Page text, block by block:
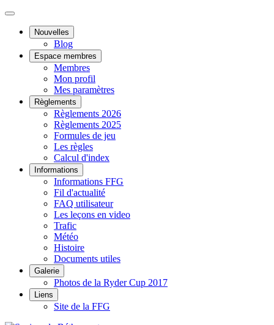
Nouvelles
Blog
Espace membres
Membres
Mon profil
Mes paramètres
Règlements
Règlements 2026
Règlements 2025
Formules de jeu
Les règles
Calcul d'index
Informations
Informations FFG
Fil d'actualité
FAQ utilisateur
Les leçons en video
Trafic
Météo
Histoire
Documents utiles
Galerie
Photos de la Ryder Cup 2017
Liens
Site de la FFG